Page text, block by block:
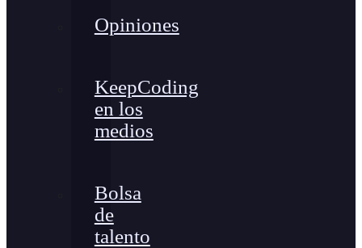
Opiniones
KeepCoding
en los
medios
Bolsa
de
talento